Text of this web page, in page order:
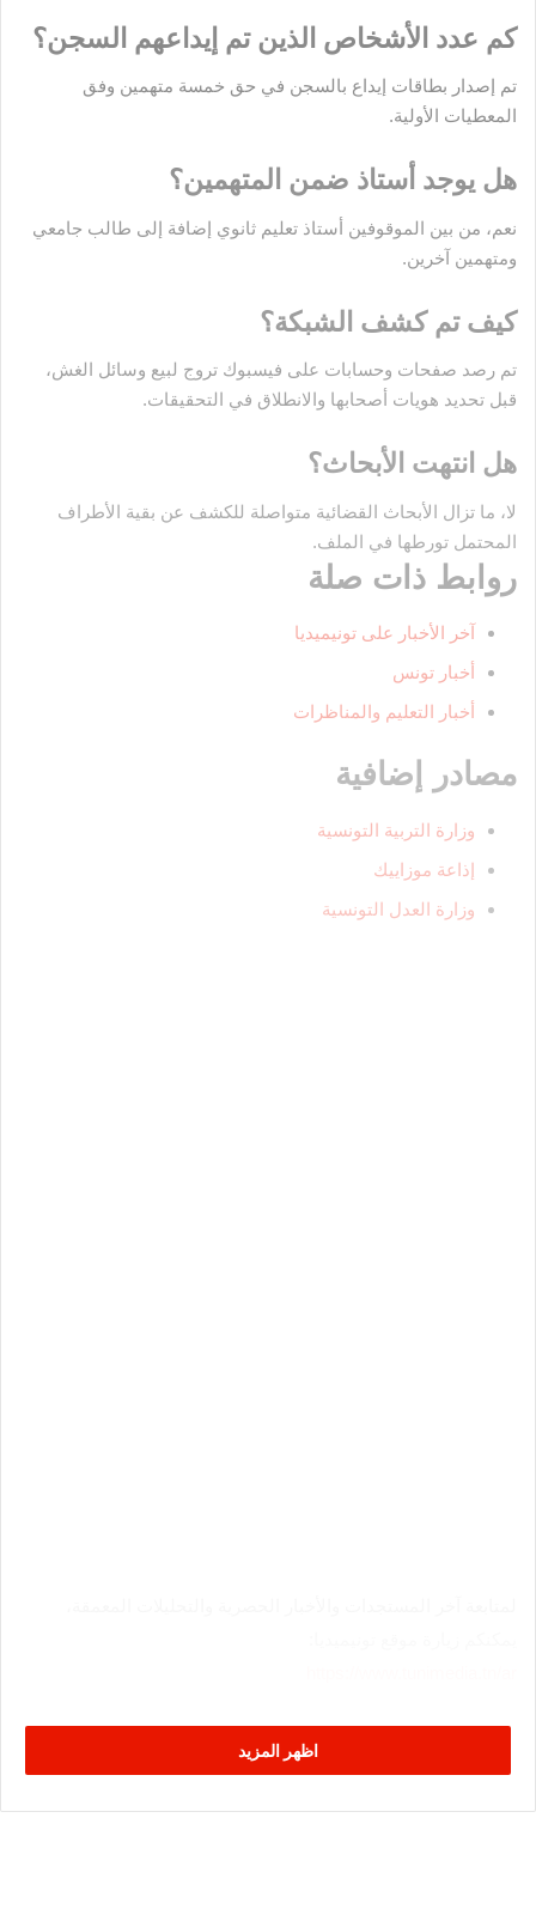
كم عدد الأشخاص الذين تم إيداعهم السجن؟
تم إصدار بطاقات إيداع بالسجن في حق خمسة متهمين وفق
المعطيات الأولية.
هل يوجد أستاذ ضمن المتهمين؟
نعم، من بين الموقوفين أستاذ تعليم ثانوي إضافة إلى طالب جامعي
ومتهمين آخرين.
كيف تم كشف الشبكة؟
تم رصد صفحات وحسابات على فيسبوك تروج لبيع وسائل الغش،
قبل تحديد هويات أصحابها والانطلاق في التحقيقات.
هل انتهت الأبحاث؟
لا، ما تزال الأبحاث القضائية متواصلة للكشف عن بقية الأطراف
المحتمل تورطها في الملف.
روابط ذات صلة
آخر الأخبار على تونيميديا
أخبار تونس
أخبار التعليم والمناظرات
مصادر إضافية
وزارة التربية التونسية
إذاعة موزاييك
وزارة العدل التونسية
اظهر المزيد